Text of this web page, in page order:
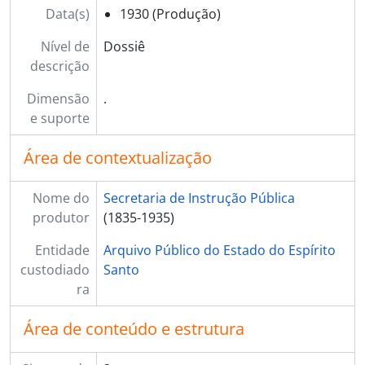
[Dossiê] BR ESAPEES EDU.2.19 - Livro de protocolo de entrega de atestados - Secretaria da Instrução, 1927 - 1929
[Dossiê] BR ESAPEES EDU.2.20 - Registro de Estatísticas Educacionais de diversas instituições de ensino, 1922 - 1924
[Dossiê] BR ESAPEES EDU.2.21 - Livro de Registro de Atestado da Secretaria da Instrução, 1924 - 1927
[Dossiê] BR ESAPEES EDU.2.22 - Livro de Termos de Promessa de Funcionários da Secretaria da Instrução, 1931 - 1932
[Dossiê] BR ESAPEES EDU.2.24 - Registro das portarias emitidas pela Secretaria, referentes à concessão de licenças a servidores, 1921 - 1925
[Dossiê] BR ESAPEES EDU.2.25 - Livro de Estatísticas Escolar da capita(Secretaria da Instrução), 1924
[Dossiê] BR ESAPEES EDU.2.27 - Registro dos resultados dos trabalhos letivos de diversas escolas, 1924 - 1937
[Dossiê] BR ESAPEES EDU.2.28 - Livro de ponto dos funcionários da repartição (Secretaria da Educação e Saúde Pública), 1936 - 1937
[Dossiê] BR ESAPEES EDU.2.29 - Livro de termos de Compromisso de funcionários da repartição, 1926 - 1931
[Dossiê] BR ESAPEES EDU.2.30 - Livro de Registro das cartas e impressos do Departamento do Ensino Público expedidos pelo correio, 1932 - 1936
[Dossiê] BR ESAPEES EDU.2.32 - Registro de ofícios enviados ao Presidente de Província pela Inspetoria de Educação, 1862-1863
[Dossiê] BR ESAPEES EDU.2.33 - Livro de minutas de ofícios expedidos ao delegado literário (Instrução Pública), 1884 - 1886
[Dossiê] BR ESAPEES EDU.2.34 - Registro dos termos de exames para habilitação ao magistério público primário, 1909 - 1920
[Dossiê] BR ESAPEES EDU.2.36 - Livro de termos de aprovação de proposta de material Escolar da Secretaria da Instrução, 1924 - 1928
[Dossiê] BR ESAPEES EDU.2.37 - Livro de minutas de ofícios expedidos à diversas autoridades Instrução Pública, 1899
Data(s)
1930 (Produção)
Nível de
descrição
Dossiê
Dimensão
e suporte
.
Área de contextualização
Nome do
produtor
Secretaria de Instrução Pública
(1835-1935)
Entidade
custodiado
ra
Arquivo Público do Estado do Espírito
Santo
Área de conteúdo e estrutura